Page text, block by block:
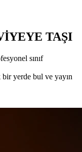
TAŞI
sınıf
yerde bul ve yayın